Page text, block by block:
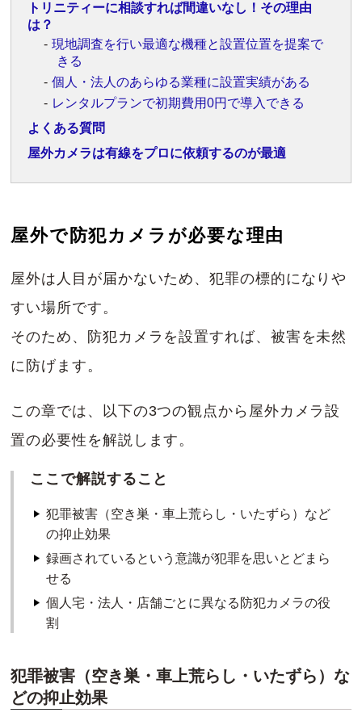
トリニティーに相談すれば間違いなし！その理由
は？
現地調査を行い最適な機種と設置位置を提案で
きる
個人・法人のあらゆる業種に設置実績がある
レンタルプランで初期費用0円で導入できる
よくある質問
屋外カメラは有線をプロに依頼するのが最適
屋外で防犯カメラが必要な理由
屋外は人目が届かないため、犯罪の標的になりや
すい場所です。
そのため、防犯カメラを設置すれば、被害を未然
に防げます。
この章では、以下の3つの観点から屋外カメラ設
置の必要性を解説します。
ここで解説すること
犯罪被害（空き巣・車上荒らし・いたずら）など
の抑止効果
録画されているという意識が犯罪を思いとどまら
せる
個人宅・法人・店舗ごとに異なる防犯カメラの役
割
犯罪被害（空き巣・車上荒らし・いたずら）な
どの抑止効果